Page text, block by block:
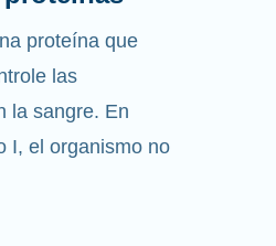
proteína que
las
la sangre. En
I, el organismo no